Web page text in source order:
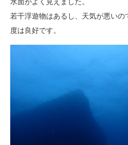
若干浮遊物はあるし、天気が悪い
度は良好です。